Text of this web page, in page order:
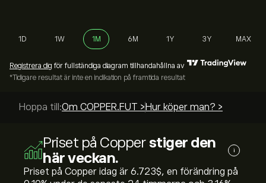
1D 1W 1M 6M 1Y 3Y MAX
Registrera dig för fullständiga diagram tillhandahållna av
*Tidigare resultat är inte en indikation på framtida resultat
Hoppa till:Om COPPER.FUT > Hur köper man? >
Priset på Copperstiger den
här veckan.
i
Priset på Copper idag är 6.723‎$‎, en förändring på